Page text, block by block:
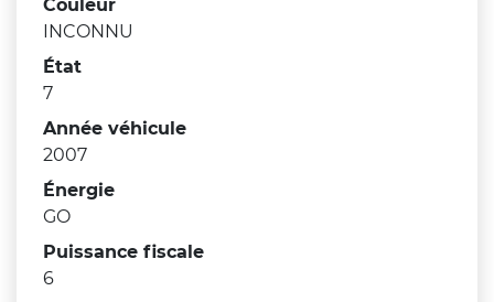
Couleur
INCONNU
État
7
Année véhicule
2007
Énergie
GO
Puissance fiscale
6